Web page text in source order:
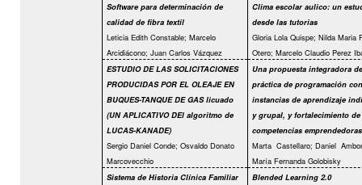
Software para determinación de
calidad de fibra textil
Leticia Edith Constable; Marcelo
Arcidiácono; Juan Carlos Vázquez
Clima escolar aulico: un
desde las tutorias
Gloria Lola Quispe; Nilda Maria
Otero; Marcelo Claudio Perez
ESTUDIO DE LAS SOLICITACIONES
PRODUCIDAS POR EL OLEAJE EN
BUQUES-TANQUE DE GAS licuado
(UN APLICATIVO DEl algoritmo de
LUCAS-KANADE)
Sergio Daniel Conde; Osvaldo Donato
Marcovecchio
Una propuesta integradora de
práctica de programación con
instancias de aprendizaje
y grupal, y fortalecimiento de
competencias emprendedoras
Marta Castellaro; Daniel
María Fernanda Golobisky
Sistema de Historia Clínica Familiar
Blended Learning 2.0